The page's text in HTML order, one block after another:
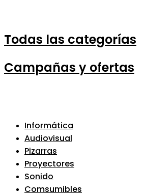
Todas las categorías
Campañas y ofertas
Informática
Audiovisual
Pizarras
Proyectores
Sonido
Comsumibles